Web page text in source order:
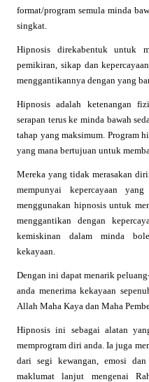
format/program semula minda
singkat.
Hipnosis direkabentuk untuk
pemikiran, sikap dan
menggantikannya dengan yang
Hipnosis adalah ketenangan
serapan terus ke minda bawah
tahap yang maksimum. Program
yang mana bertujuan untuk
Mereka yang tidak merasakan
mempunyai kepercayaan
menggunakan hipnosis untuk
menggantikan dengan
kemiskinan dalam minda
kekayaan.
Dengan ini dapat menarik
anda menerima kekayaan
Allah Maha Kaya dan Maha
Hipnosis ini sebagai alatan
memprogram diri anda. Ia juga
dari segi kewangan, emosi
maklumat lanjut mengenai